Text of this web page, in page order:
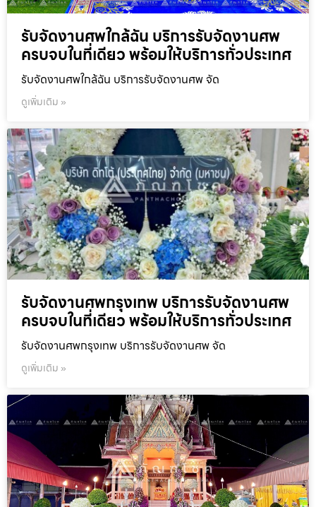
รับจัดงานศพใกล้ฉัน บริการรับจัดงานศพ
ครบจบในที่เดียว พร้อมให้บริการทั่วประเทศ
รับจัดงานศพใกล้ฉัน บริการรับจัดงานศพ จัด
ดูเพิ่มเติม »
รับจัดงานศพกรุงเทพ บริการรับจัดงานศพ
ครบจบในที่เดียว พร้อมให้บริการทั่วประเทศ
รับจัดงานศพกรุงเทพ บริการรับจัดงานศพ จัด
ดูเพิ่มเติม »